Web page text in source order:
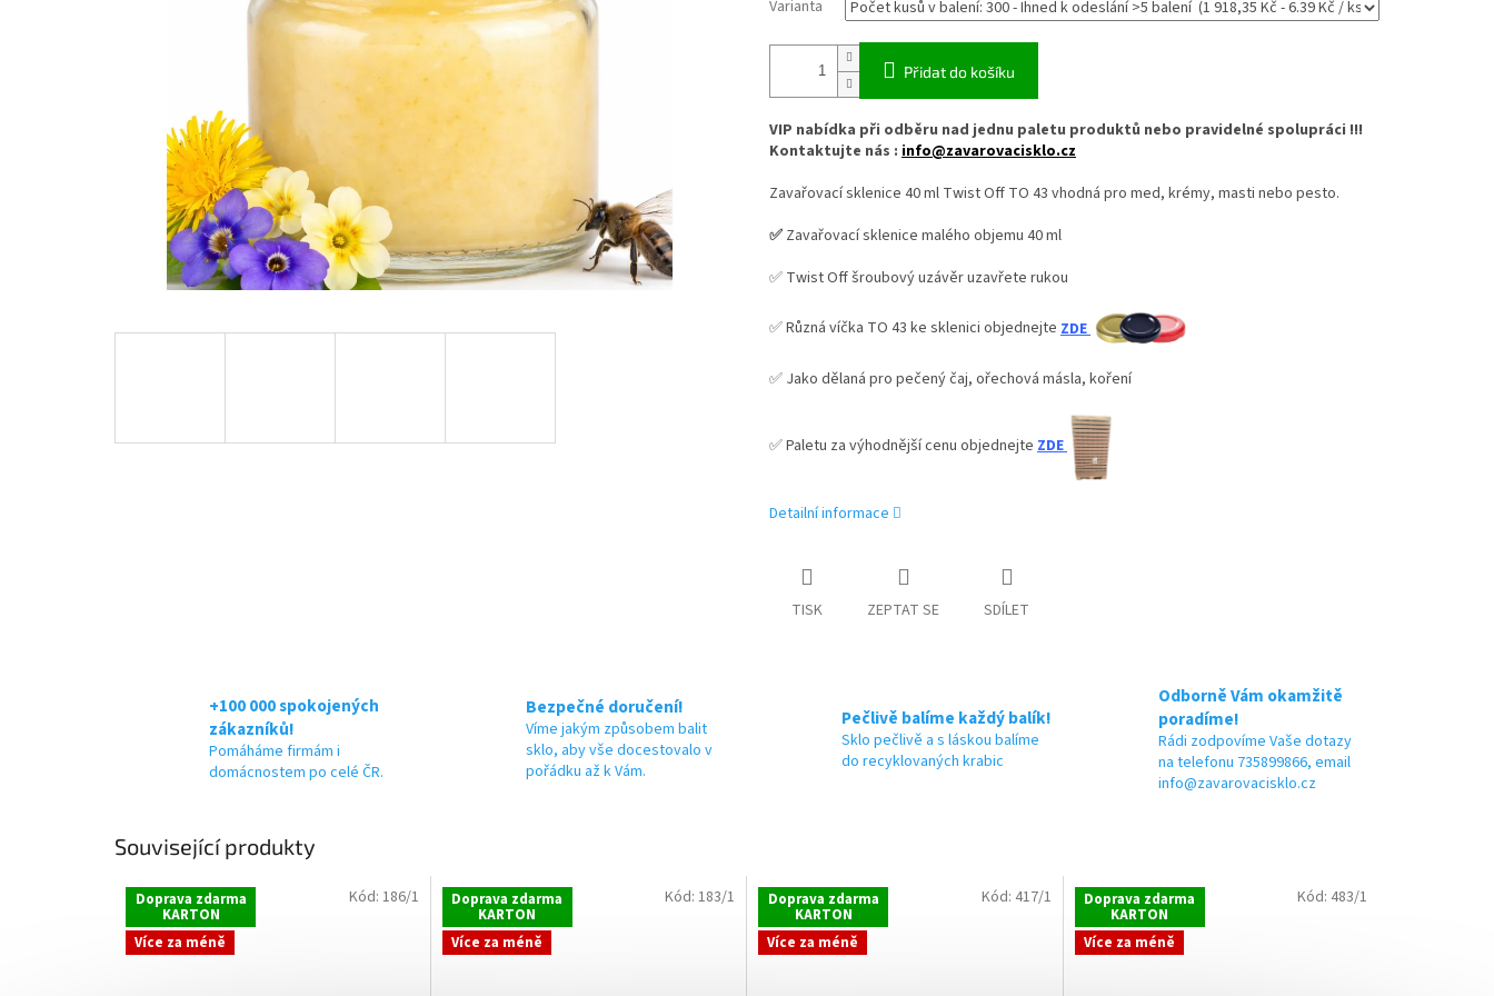
Varianta
Přidat do košíku
VIP nabídka při odběru nad jednu paletu produktů nebo pravidelné spolupráci !!!
Kontaktujte nás : info@zavarovacisklo.cz
Zavařovací sklenice 40 ml Twist Off TO 43 vhodná pro med, krémy, masti nebo pesto.
✅ Zavařovací sklenice malého objemu 40 ml
✅ Twist Off šroubový uzávěr uzavřete rukou
✅ Různá víčka TO 43 ke sklenici objednejte ZDE
✅ Jako dělaná pro pečený čaj, ořechová másla, koření
✅Paletu za výhodnější cenu objednejte ZDE
Detailní informace
TISK ZEPTAT SE SDÍLET
+100 000 spokojených
zákazníků!
Pomáháme firmám i
domácnostem po celé ČR.
Bezpečné doručení!
Víme jakým způsobem balit
sklo, aby vše docestovalo v
pořádku až k Vám.
Pečlivě balíme každý balík!
Sklo pečlivě a s láskou balíme
do recyklovaných krabic
Odborně Vám okamžitě
poradíme!
Rádi zodpovíme Vaše dotazy
na telefonu 735899866, email
info@zavarovacisklo.cz
Související produkty
Doprava zdarma
KARTON
Více za méně
Kód: 186/1 Doprava zdarma
KARTON
Více za méně
Kód: 183/1 Doprava zdarma
KARTON
Více za méně
Kód: 417/1 Doprava zdarma
KARTON
Více za méně
Kód: 483/1